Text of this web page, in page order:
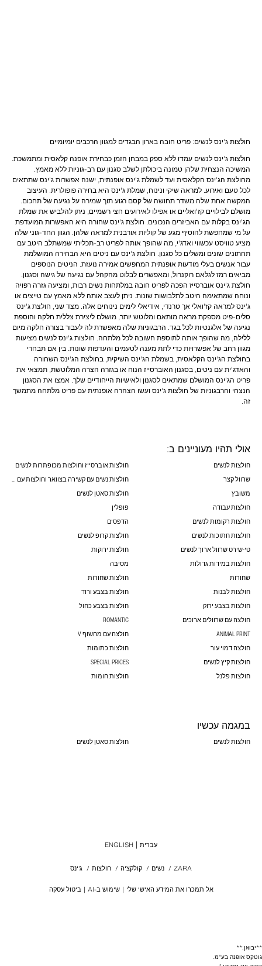
חולצות ג'ינס לנשים: פריט חובה בארון הבגדים למגוון הרכבים יומיומיים
חולצות ג'ינס לנשים עמדו ללא ספק במבחן הזמן כבחירת אופנה קלאסית ומתמשכת.
המשיכה הנצחית שלהן טמונה ביכולתן לשלב סגנון עם רב-גוניות ללא מאמץ.
מחולצת הג'ינס הקלאסית ועד לשמלת ג'ינס אופנתית, ישנה אפשרות ג'ינס שתתאים
לכל טעם ואירוע. למראה שיקי ונינוח, שמלת ג'ינס היא בחירה פופולרית. העיצוב
המקשה אחת שלה משדר תחושה של קסם רגוע תוך שמירה על נגיעה של תחכום.
מושלם לבילויים קז'ואליים או אפילו לאירועים חצי רשמיים, ניתן להלביש את שמלת
הג'ינס בקלות עם האביזרים הנכונים. חולצת ג'ינס שחורה היא האפשרות המועדפת
על מי שמחפשת להוסיף מגע של קוליות אורבנית למראה שלהן. הגוון החד-גוני שלה
מציע טוויסט עכשווי ואדג'י, מה שהופך אותה לפריט רב-תכליתי שמשתלב היטב עם
תחתונים שונים ומשלים כל סגנון. חולצת ג'ינס עם ניטים היא הבחירה המושלמת
עבור אנשים בעלי מודעות אופנתית המחפשים אמירה נועזת. הניטים הנוספים
מביאים רמז לגלאם רוקנרול, ומאפשרים לבלוט מהקהל עם נגיעה של גישה וסגנון.
חולצת ג'ינס אוברסייז הפכה לפריט חובה במלתחות נשים רבות, ומציעה גזרה רפויה
ונוחה שמתאימה היטב לתלבושות שונות. ניתן לעצב אותה ללא מאמץ עם טייצים או
ג'ינס למראה קז'ואלי אך טרנדי, אידיאלי לימים נינוחים אלה. מצד שני, חולצת ג'ינס
סלים-פיט מספקת מראה מותאם ומלוטש יותר, מושלם ליצירת צללית חלקה והוספת
נגיעה של אלגנטיות לכל בגד. הרבגוניות שלה מאפשרת לה לעבור בצורה חלקה מיום
ללילה, מה שהופך אותה לתוספת חשובה לכל מלתחה. חולצות ג'ינס לנשים מציעות
מגוון רחב של אפשרויות כדי לתת מענה לטעמים והעדפות שונות. בין אם תבחרי
בחולצת הג'ינס הקלאסית, בשמלת הג'ינס השיקית, בחולצת הג'ינס השחורה
והאדג'ית עם ניטים, בסגנון האוברסייז הנוח או בגזרה הצרה המלוטשת, תמצאי את
פריט הג'ינס המושלם שמתאים לסגנון ולאישיות הייחודיים שלך. אמצו את הסגנון
הנצחי והרבגוניות של חולצות ג'ינס ועשו הצהרה אופנתית עם פריט מלתחה מתמשך
זה.
אולי תהיו מעוניינים ב:
חולצות לנשים
חולצות אוברסייז וחולצות מכופתרות לנשים
שרוול קצר
חולצות נשים עם קשירה בצוואר וחולצות עם פפיונים
משובץ
חולצות סאטן לנשים
חולצות עבודה
פופלין
חולצות רקומות לנשים
הדפסים
חולצות חתוכות לנשים
חולצות קרופ לנשים
טי-שירט שרוול ארוך לנשים
חולצות ירוקות
חולצות במידות גדולות
מסיבה
שחורות
חולצות שחורות
חולצות לבנות
חולצות בצבע ורוד
חולצות בצבע ירוק
חולצות בצבע כחול
חולצה עם שרוולים ארוכים
ROMANTIC
ANIMAL PRINT
חולצה עם מחשוף V
חולצה דמוי עור
חולצות כתומות
חולצות קיץ לנשים
SPECIAL PRICES
חולצות פלנל
חולצות חומות
במגמה עכשיו
חולצות לנשים חולצות סאטן לנשים
אל תמכרו את המידע האישי שלי שימוש ב-AI ביטול עסקה
ZARA
/ נשים / קולקציה / חולצות / ג'ינס
עברית ENGLISH
**יבואן:**
גוטקס אופנה בע"מ.